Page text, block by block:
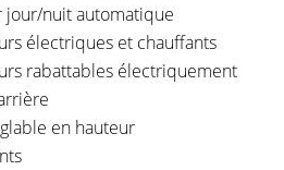
jour/nuit automatique
électriques et chauffants
rabattables électriquement
en hauteur